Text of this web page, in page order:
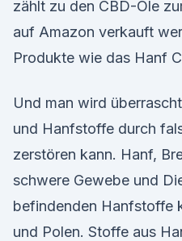
zählt zu den CBD-Öle
auf Amazon verkauft
Produkte wie das Hanf
Und man wird
und Hanfstoffe durch
zerstören kann. Hanf,
schwere Gewebe und
befindenden Hanfstoffe
und Polen. Stoffe aus